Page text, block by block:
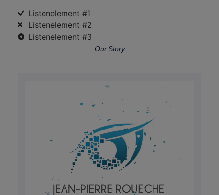
Listenelement #1
Listenelement #2
Listenelement #3
Our Story